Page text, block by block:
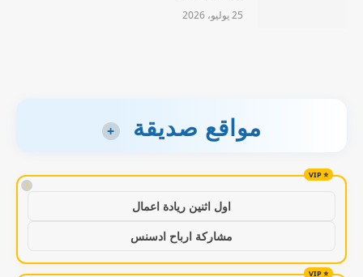
25 يوليو، 2026
مواقع صديقة +
!
اول اثنين ريادة اعمال
مشاركة ارباح ادسنس